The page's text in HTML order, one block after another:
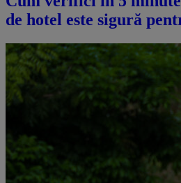
de hotel este sigură